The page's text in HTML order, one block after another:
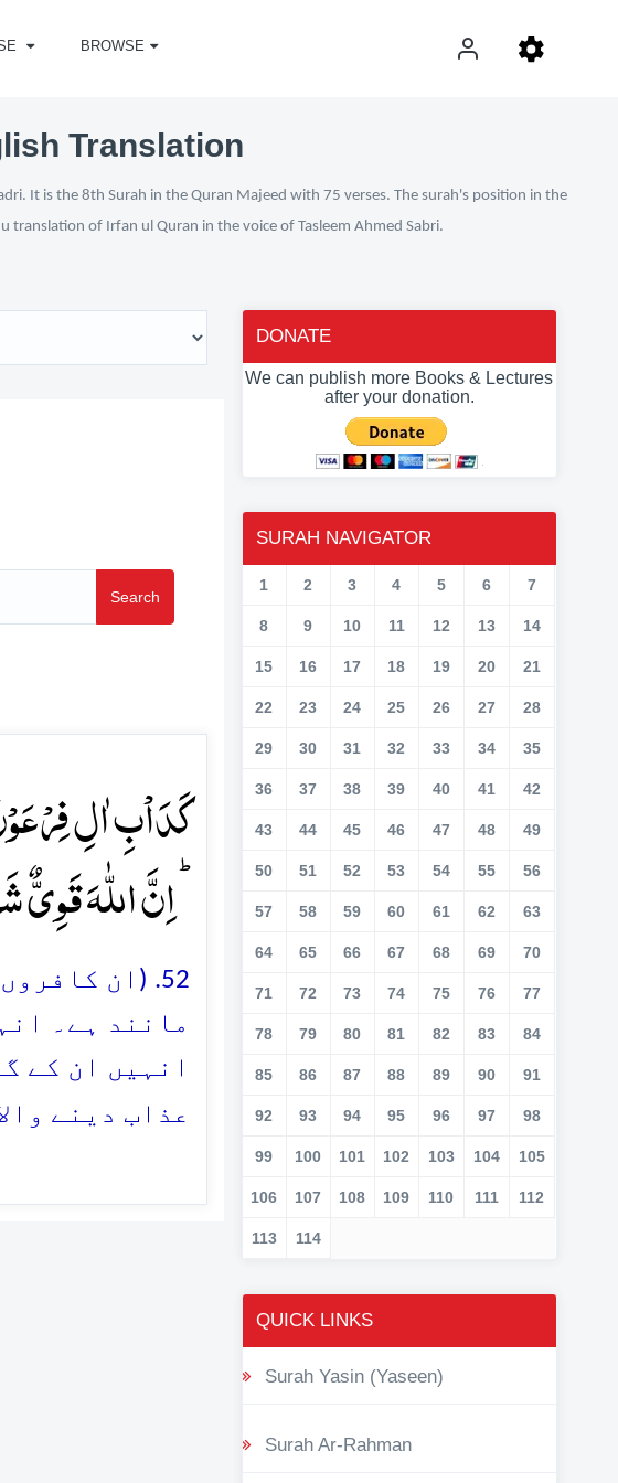
BROWSE
Translation
It is the 8th Surah in the Quran Majeed with 75 verses. The surah's position in the
translation of Irfan ul Quran in the voice of Tasleem Ahmed Sabri.
Search
کَدَاۡبِ اٰلِ
اِنَّ اللّٰہَ قَوِیٌّ
52. (ان
مانند ہے۔
انہیں ان کے
عذاب دینے
DONATE
We can publish more Books & Lectures
after your donation.
SURAH NAVIGATOR
1 2 3 4 5 6 7
8 9 10 11 12 13 14
15 16 17 18 19 20 21
22 23 24 25 26 27 28
29 30 31 32 33 34 35
36 37 38 39 40 41 42
43 44 45 46 47 48 49
50 51 52 53 54 55 56
57 58 59 60 61 62 63
64 65 66 67 68 69 70
71 72 73 74 75 76 77
78 79 80 81 82 83 84
85 86 87 88 89 90 91
92 93 94 95 96 97 98
99 100 101 102 103 104 105
106 107 108 109 110 111 112
113 114
QUICK LINKS
Surah Yasin (Yaseen)
Surah Ar-Rahman